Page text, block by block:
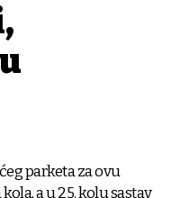
parketa za ovu
a u 25. kolu sastav